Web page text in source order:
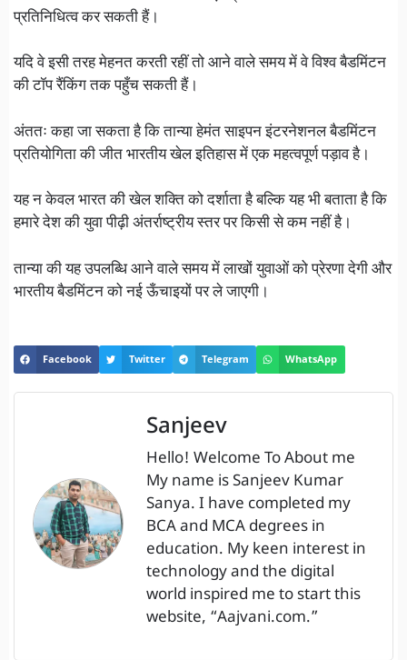
प्रतिनिधित्व कर सकती हैं।
यदि वे इसी तरह मेहनत करती रहीं तो आने वाले समय में वे विश्व बैडमिंटन
की टॉप रैंकिंग तक पहुँच सकती हैं।
अंततः कहा जा सकता है कि तान्या हेमंत साइपन इंटरनेशनल बैडमिंटन
प्रतियोगिता की जीत भारतीय खेल इतिहास में एक महत्वपूर्ण पड़ाव है।
यह न केवल भारत की खेल शक्ति को दर्शाता है बल्कि यह भी बताता है कि
हमारे देश की युवा पीढ़ी अंतर्राष्ट्रीय स्तर पर किसी से कम नहीं है।
तान्या की यह उपलब्धि आने वाले समय में लाखों युवाओं को प्रेरणा देगी और
भारतीय बैडमिंटन को नई ऊँचाइयों पर ले जाएगी।
Facebook Twitter Telegram WhatsApp
Sanjeev
Hello! Welcome To About me
My name is Sanjeev Kumar
Sanya. I have completed my
BCA and MCA degrees in
education. My keen interest in
technology and the digital
world inspired me to start this
website, “Aajvani.com.”